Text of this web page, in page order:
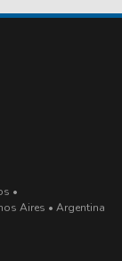
•
Aires • Argentina